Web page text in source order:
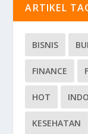
ARTIKEL
BISNIS
FINANCE
HOT
KESEHATAN